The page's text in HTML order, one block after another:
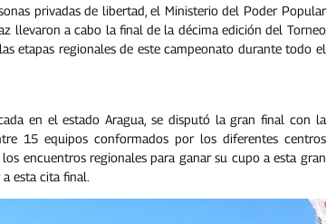
privadas de libertad, el Ministerio del Poder Popular
llevaron a cabo la final de la décima edición del Torneo
etapas regionales de este campeonato durante todo el
en el estado Aragua, se disputó la gran final con la
15 equipos conformados por los diferentes centros
encuentros regionales para ganar su cupo a esta gran
esta cita final.